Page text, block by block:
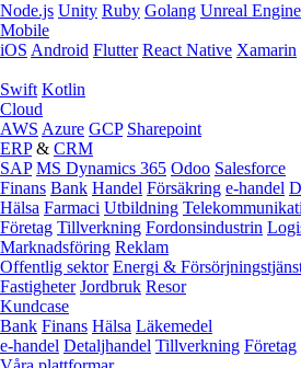
Node.js Unity Ruby Golang Unreal Engine
Mobile
iOS Android Flutter React Native Xamarin
Swift Kotlin
Cloud
AWS Azure GCP Sharepoint
ERP& CRM
SAP MS Dynamics 365 Odoo Salesforce
Finans Bank Handel Försäkring e‑handel
Hälsa Farmaci Utbildning
Företag Tillverkning Fordonsindustrin
Marknadsföring Reklam
Offentlig sektor Energi &
Fastigheter Jordbruk Resor
Kundcase
Bank Finans Hälsa Läkemedel
e‑handel Detaljhandel Tillverkning Företag